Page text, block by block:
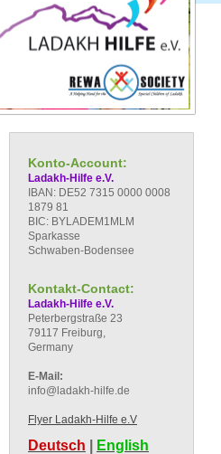
Konto-Account:
Ladakh-Hilfe e.V.
IBAN: DE52 7315 0000 0008
1879 81
BIC: BYLADEM1MLM
Sparkasse
Schwaben-Bodensee
Kontakt-Contact:
Ladakh-Hilfe e.V.
Peterbergstraße 23
79117 Freiburg,
Germany
E-Mail:
info@ladakh-hilfe.de
Flyer Ladakh-Hilfe e.V
Deutsch English